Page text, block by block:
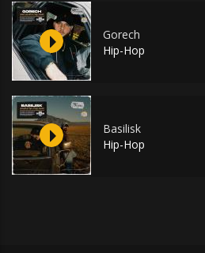
Gorech
Hip-Hop
Basilisk
Hip-Hop